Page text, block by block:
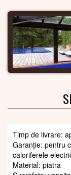
Timp de livrare:
Garanție: pentru
caloriferele
Material: piatra